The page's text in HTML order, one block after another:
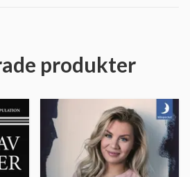
produkter